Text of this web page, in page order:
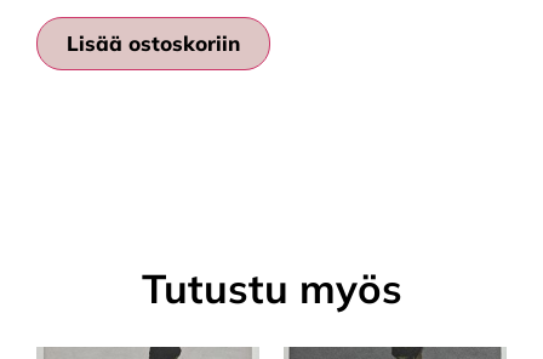
Lisää ostoskoriin
Tutustu myös